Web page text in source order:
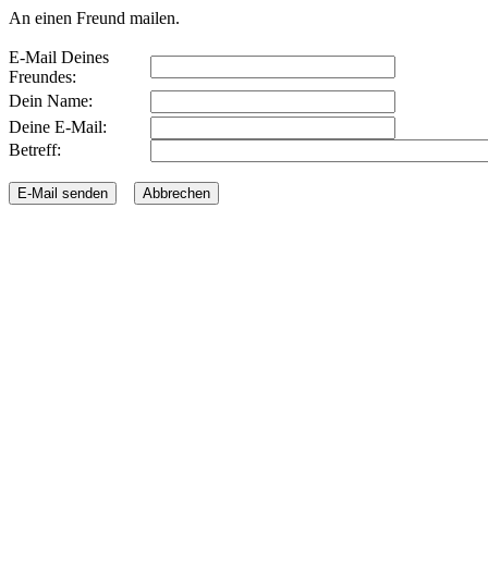
An einen Freund mailen.
E-Mail Deines
Freundes:
Dein Name:
Deine E-Mail:
Betreff: